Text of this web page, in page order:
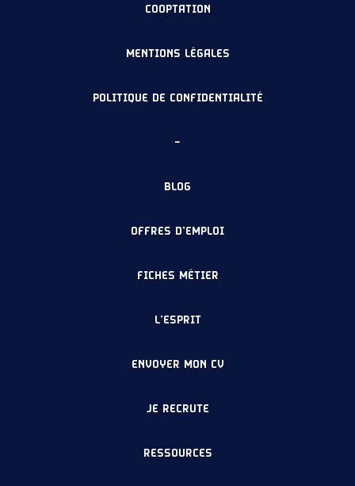
COOPTATION
MENTIONS LÉGALES
POLITIQUE DE CONFIDENTIALITÉ
–
BLOG
OFFRES D’EMPLOI
FICHES MÉTIER
L’ESPRIT
ENVOYER MON CV
JE RECRUTE
RESSOURCES